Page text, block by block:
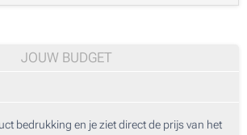
JOUW BUDGET
bedrukking en je ziet direct de prijs van het